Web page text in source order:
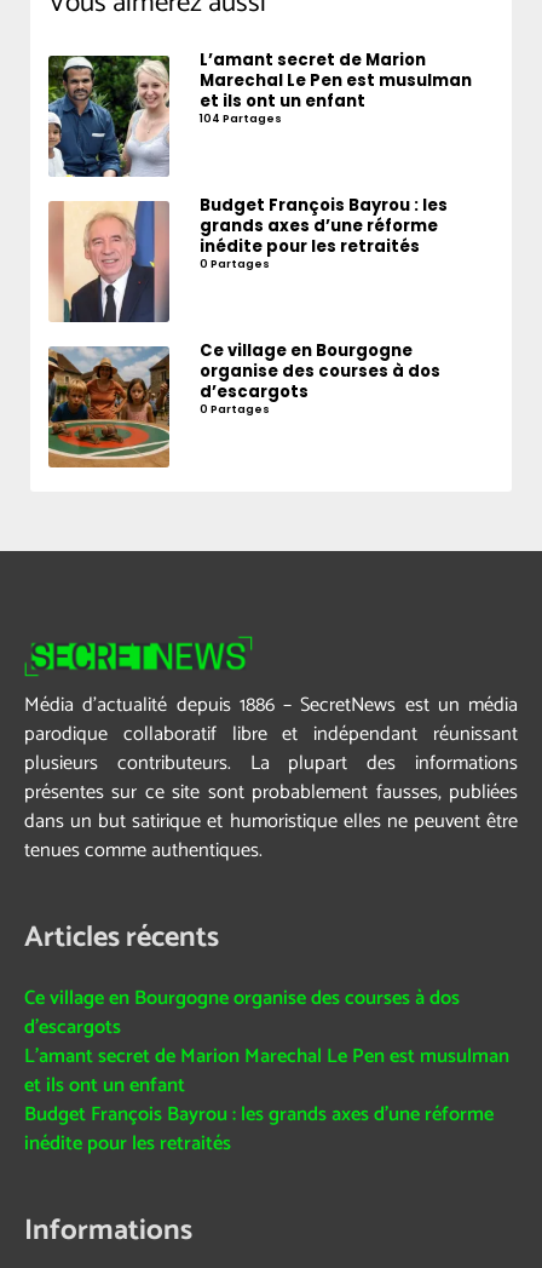
L’amant secret de Marion
Marechal Le Pen est musulman
et ils ont un enfant
104 Partages
Budget François Bayrou : les
grands axes d’une réforme
inédite pour les retraités
0 Partages
Ce village en Bourgogne
organise des courses à dos
d’escargots
0 Partages
Média d’actualité depuis 1886 – SecretNews est un média
parodique collaboratif libre et indépendant réunissant
plusieurs contributeurs. La plupart des informations
présentes sur ce site sont probablement fausses, publiées
dans un but satirique et humoristique elles ne peuvent être
tenues comme authentiques.
Articles récents
Ce village en Bourgogne organise des courses à dos
d’escargots
L’amant secret de Marion Marechal Le Pen est musulman
et ils ont un enfant
Budget François Bayrou : les grands axes d’une réforme
inédite pour les retraités
Informations